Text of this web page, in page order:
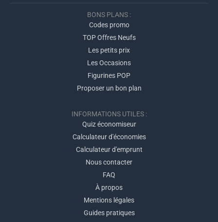
BONS PLANS :
Codes promo
TOP Offres Neufs
Les petits prix
Les Occasions
Figurines POP
Proposer un bon plan
INFORMATIONS UTILES :
Quiz économiseur
Calculateur d'économies
Calculateur d'emprunt
Nous contacter
FAQ
À propos
Mentions légales
Guides pratiques